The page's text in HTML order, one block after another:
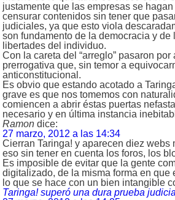
justamente que las empresas se
censurar contenidos sin tener que
judiciales, ya que esto viola
son fundamento de la democracia y de
libertades del individuo.
Con la careta del “arreglo” pasaron
prerrogativa que, sin temor a
anticonstitucional.
Es obvio que estando acotado a
grave es que nos tomemos con
comiencen a abrir éstas puertas
necesario y en última instancia
Ramon dice:
27 marzo, 2012 a las 14:34
Cierran Taringa! y aparecen diez webs
eso sin tener en cuenta los foros, los
Es imposible de evitar que la gente
digitalizado, de la misma forma en que
lo que se hace con un bien intangible
Taringa! superó una dura prueba